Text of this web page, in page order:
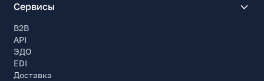
Сервисы
B2B
API
ЭДО
EDI
Доставка